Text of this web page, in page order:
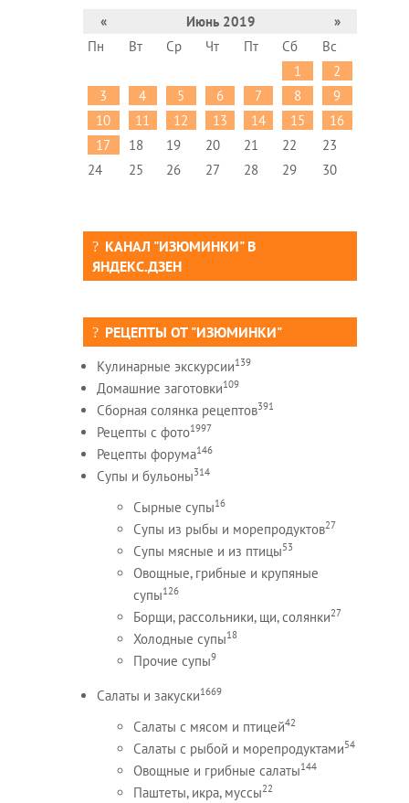
« Июнь 2019
»
Пн
Вт Ср Чт Пт Сб
Вс
1
2
3
4 5 6 7 8
9
10
11 12 13 14 15
16
17
18 19 20 21 22
23
24
25 26 27 28 29 30
КАНАЛ "ИЗЮМИНКИ" В
ЯНДЕКС.ДЗЕН
РЕЦЕПТЫ ОТ "ИЗЮМИНКИ"
Кулинарные экскурсии139
Домашние заготовки109
Сборная солянка рецептов391
Рецепты c фото1997
Рецепты форума146
Супы и бульоны314
Сырные супы16
Супы из рыбы и морепродуктов27
Супы мясные и из птицы53
Овощные, грибные и крупяные
супы126
Борщи, рассольники, щи, солянки27
Холодные супы18
Прочие супы9
Салаты и закуски1669
Салаты с мясом и птицей42
Салаты с рыбой и морепродуктами54
Овощные и грибные салаты144
Паштеты, икра, муссы22